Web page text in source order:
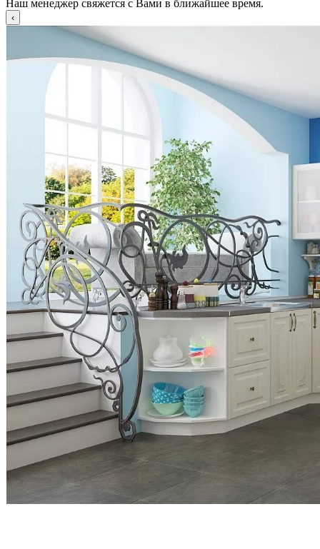
Наш менеджер свяжется с Вами в ближайшее время.